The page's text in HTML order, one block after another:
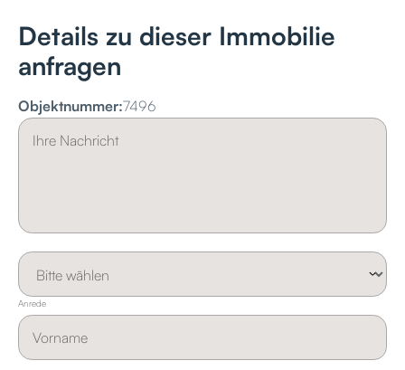
Details zu dieser Immobilie
anfragen
Objektnummer:7496
Anrede